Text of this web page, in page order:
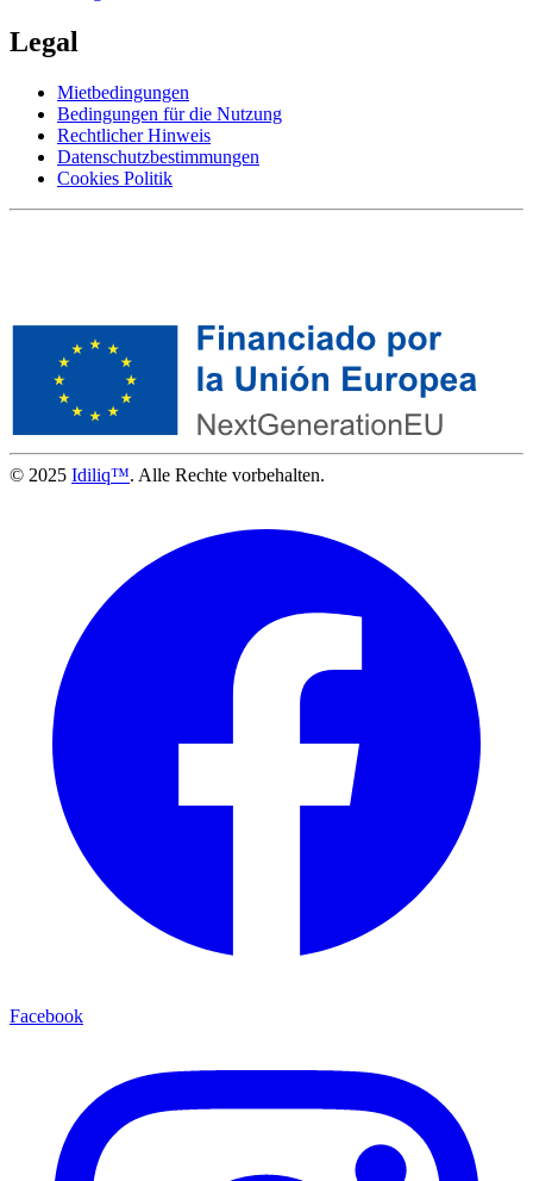
Legal
Mietbedingungen
Bedingungen für die Nutzung
Rechtlicher Hinweis
Datenschutzbestimmungen
Cookies Politik
© 2025 Idiliq™. Alle Rechte vorbehalten.
Facebook